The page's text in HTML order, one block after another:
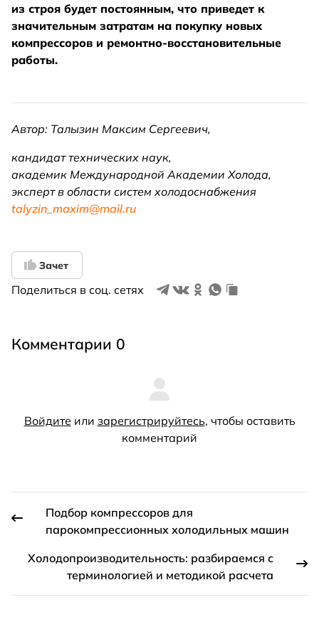
из строя будет постоянным, что приведет к
значительным затратам на покупку новых
компрессоров и ремонтно-восстановительные
работы.
Автор: Талызин Максим Сергеевич,
кандидат технических наук,
академик Международной Академии Холода,
эксперт в области систем холодоснабжения
talyzin_maxim@mail.ru
Зачет
Поделиться в соц. сетях
Комментарии 0
Войдите или зарегистрируйтесь, чтобы оставить
комментарий
Подбор компрессоров для
парокомпрессионных холодильных машин
Холодопроизводительность: разбираемся с
терминологией и методикой расчета